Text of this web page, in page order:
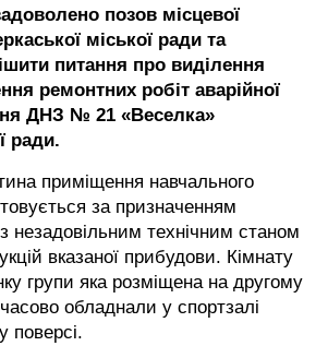
позов місцевої
міської ради та
питання про виділення
ремонтних робіт аварійної
ДНЗ № 21 «Веселка»
ради.
приміщення навчального
за призначенням
незадовільним технічним станом
вказаної прибудови. Кімнату
групи яка розміщена на другому
обладнали у спортзалі
поверсі.